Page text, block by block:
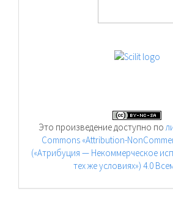
Это произведение доступно по
Commons «Attribution-
(«Атрибуция — Некоммерческое
тех же условиях») 4.0